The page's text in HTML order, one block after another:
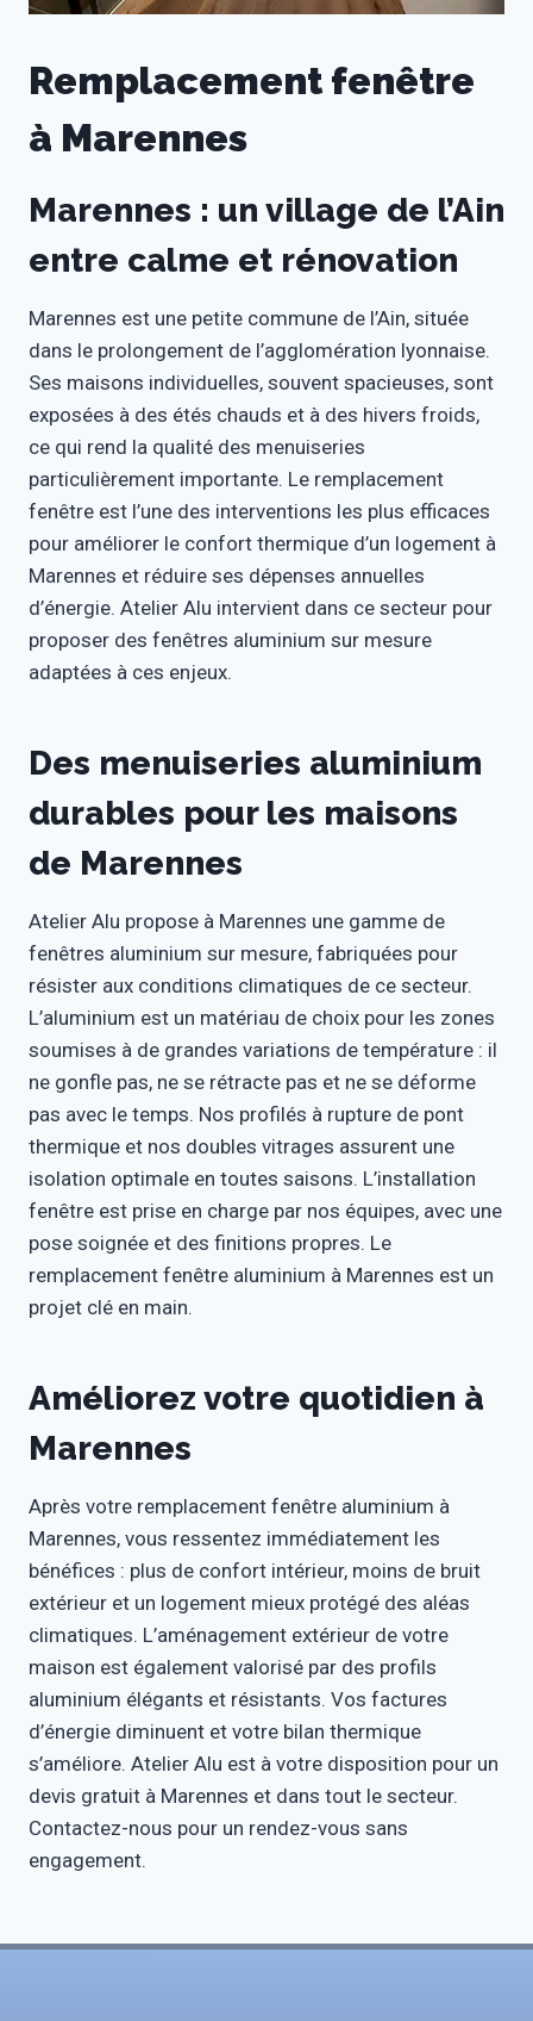
Remplacement fenêtre
à Marennes
Marennes : un village de l’Ain
entre calme et rénovation
Marennes est une petite commune de l’Ain, située
dans le prolongement de l’agglomération lyonnaise.
Ses maisons individuelles, souvent spacieuses, sont
exposées à des étés chauds et à des hivers froids,
ce qui rend la qualité des menuiseries
particulièrement importante. Le remplacement
fenêtre est l’une des interventions les plus efficaces
pour améliorer le confort thermique d’un logement à
Marennes et réduire ses dépenses annuelles
d’énergie. Atelier Alu intervient dans ce secteur pour
proposer des fenêtres aluminium sur mesure
adaptées à ces enjeux.
Des menuiseries aluminium
durables pour les maisons
de Marennes
Atelier Alu propose à Marennes une gamme de
fenêtres aluminium sur mesure, fabriquées pour
résister aux conditions climatiques de ce secteur.
L’aluminium est un matériau de choix pour les zones
soumises à de grandes variations de température : il
ne gonfle pas, ne se rétracte pas et ne se déforme
pas avec le temps. Nos profilés à rupture de pont
thermique et nos doubles vitrages assurent une
isolation optimale en toutes saisons. L’installation
fenêtre est prise en charge par nos équipes, avec une
pose soignée et des finitions propres. Le
remplacement fenêtre aluminium à Marennes est un
projet clé en main.
Améliorez votre quotidien à
Marennes
Après votre remplacement fenêtre aluminium à
Marennes, vous ressentez immédiatement les
bénéfices : plus de confort intérieur, moins de bruit
extérieur et un logement mieux protégé des aléas
climatiques. L’aménagement extérieur de votre
maison est également valorisé par des profils
aluminium élégants et résistants. Vos factures
d’énergie diminuent et votre bilan thermique
s’améliore. Atelier Alu est à votre disposition pour un
devis gratuit à Marennes et dans tout le secteur.
Contactez-nous pour un rendez-vous sans
engagement.